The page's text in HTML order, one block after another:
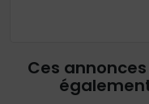
Ces